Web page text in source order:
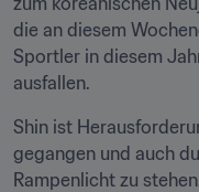
die an diesem
Sportler in diesem
ausfallen.
Shin ist
gegangen und auch
Rampenlicht zu